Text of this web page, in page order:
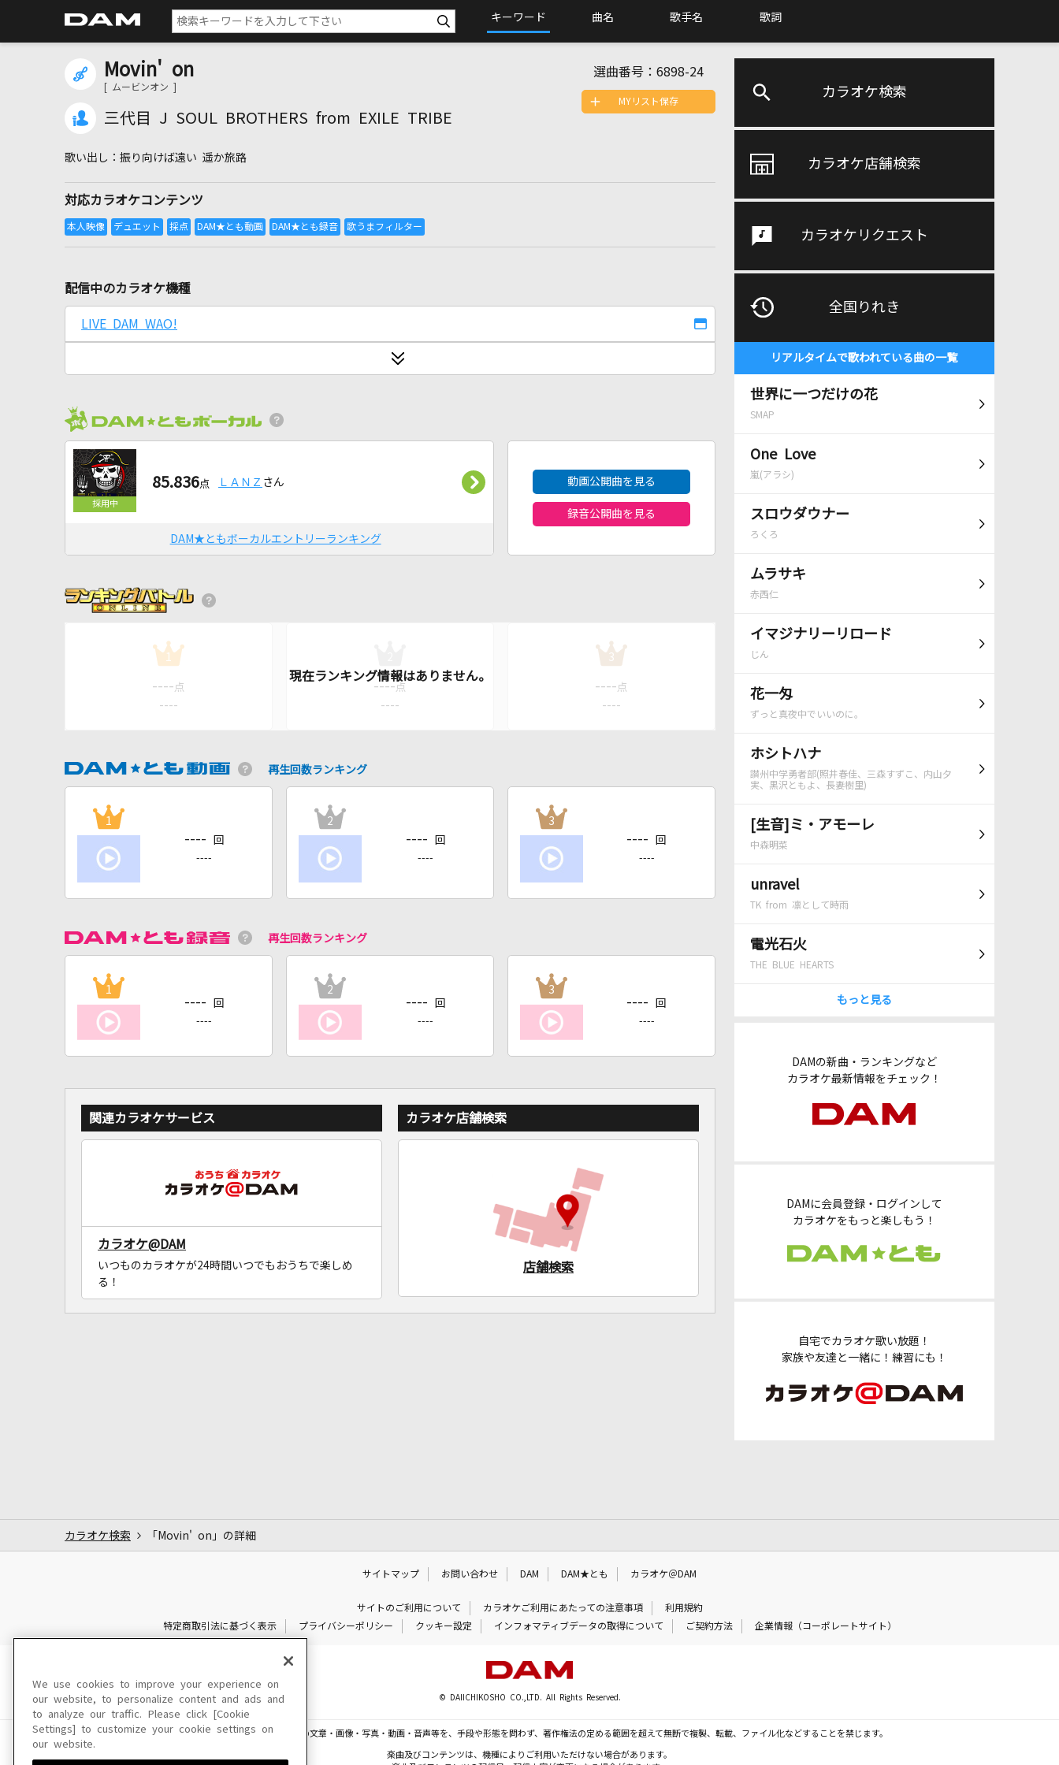
キーワード 曲名 歌手名 歌詞
カラオケ検索
カラオケ店舗検索
カラオケリクエスト
全国りれき
リアルタイムで歌われている曲の一覧
世界に一つだけの花
SMAP
One Love
嵐(アラシ)
スロウダウナー
ろくろ
ムラサキ
赤西仁
イマジナリーリロード
じん
花一匁
ずっと真夜中でいいのに。
ホシトハナ
讃州中学勇者部(照井春佳、三森すずこ、内山夕
実、黒沢ともよ、長妻樹里)
[生音]ミ・アモーレ
中森明菜
unravel
TK from 凛として時雨
電光石火
THE BLUE HEARTS
もっと見る
DAMの新曲・ランキングなど
カラオケ最新情報をチェック！
DAMに会員登録・ログインして
カラオケをもっと楽しもう！
自宅でカラオケ歌い放題！
家族や友達と一緒に！練習にも！
Movin' on
[ ムービンオン ]
三代目 J SOUL BROTHERS from EXILE TRIBE
選曲番号： 6898-24
振り向けば遠い 遥か旅路
対応カラオケコンテンツ
MYリスト保存
配信中のカラオケ機種
LIVE DAM WAO!
85.836点 ＬＡＮＺ さん
DAM★ともボーカルエントリーランキング
動画公開曲を見る
録音公開曲を見る
1
---- 点
----
---- 点
----
3
---- 点
----
再生回数ランキング
1
---- 回
----
2
---- 回
----
3
---- 回
----
再生回数ランキング
1
---- 回
----
2
---- 回
----
3
---- 回
----
関連カラオケサービス
カラオケ@DAM
いつものカラオケが24時間いつでもおうちで楽しめ
る！
カラオケ店舗検索
店舗検索
カラオケ検索 「Movin' on」の詳細
サイトマップ お問い合わせ DAM DAM★とも カラオケ＠DAM
サイトのご利用について カラオケご利用にあたっての注意事項
利用規約
特定商取引法に基づく表示
プライバシーポリシー クッキー設定 インフォマティブデータの取得について ご契約方法 企業情報（コーポレートサイト）
© DAIICHIKOSHO CO.,LTD. All Rights Reserved.
このサイトに掲載されている一切の文章・画像・写真・動画・音声等を、手段や形態を問わず、著作権法の定める範囲を超えて無断で複製、転載、ファイル化などすることを禁じます。
楽曲及びコンテンツは、機種によりご利用いただけない場合があります。
We use cookies to improve your experience on
our website, to personalize content and ads and
to analyze our traffic. Please click [Cookie
Settings] to customize your cookie settings on
our website.